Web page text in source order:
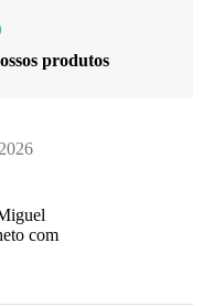
produtos
com